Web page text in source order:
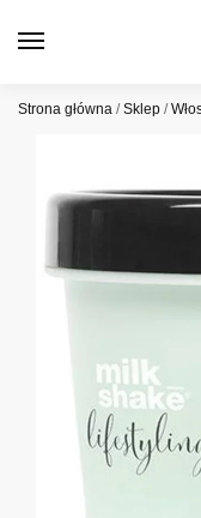
Strona główna /Sklep /